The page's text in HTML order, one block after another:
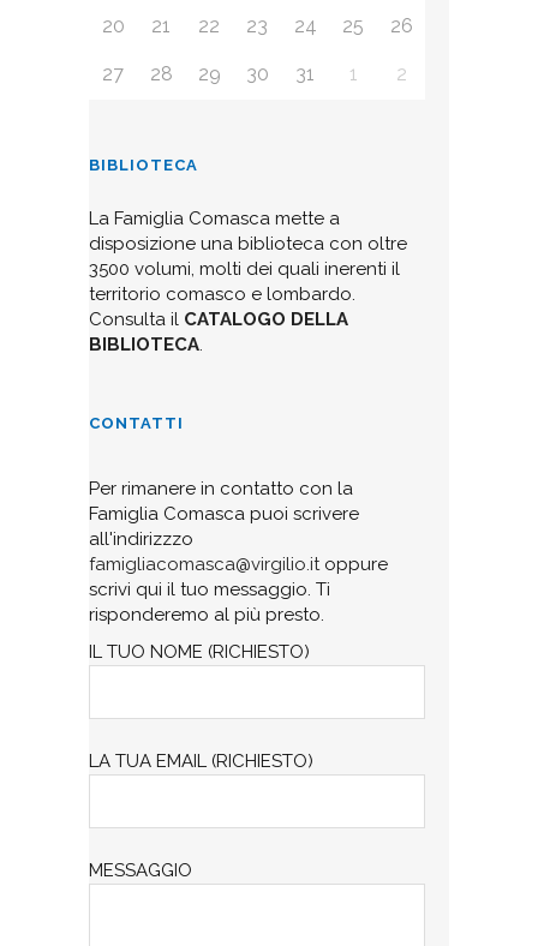
20 21 22 23 24 25 26
27 28 29 30 31 1 2
BIBLIOTECA
La Famiglia Comasca mette a
disposizione una biblioteca con oltre
3500 volumi, molti dei quali inerenti il
territorio comasco e lombardo.
Consulta il CATALOGO DELLA
BIBLIOTECA.
CONTATTI
Per rimanere in contatto con la
Famiglia Comasca puoi scrivere
all'indirizzzo
famigliacomasca@virgilio.itoppure
scrivi qui il tuo messaggio. Ti
risponderemo al più presto.
IL TUO NOME (RICHIESTO)
LA TUA EMAIL (RICHIESTO)
MESSAGGIO